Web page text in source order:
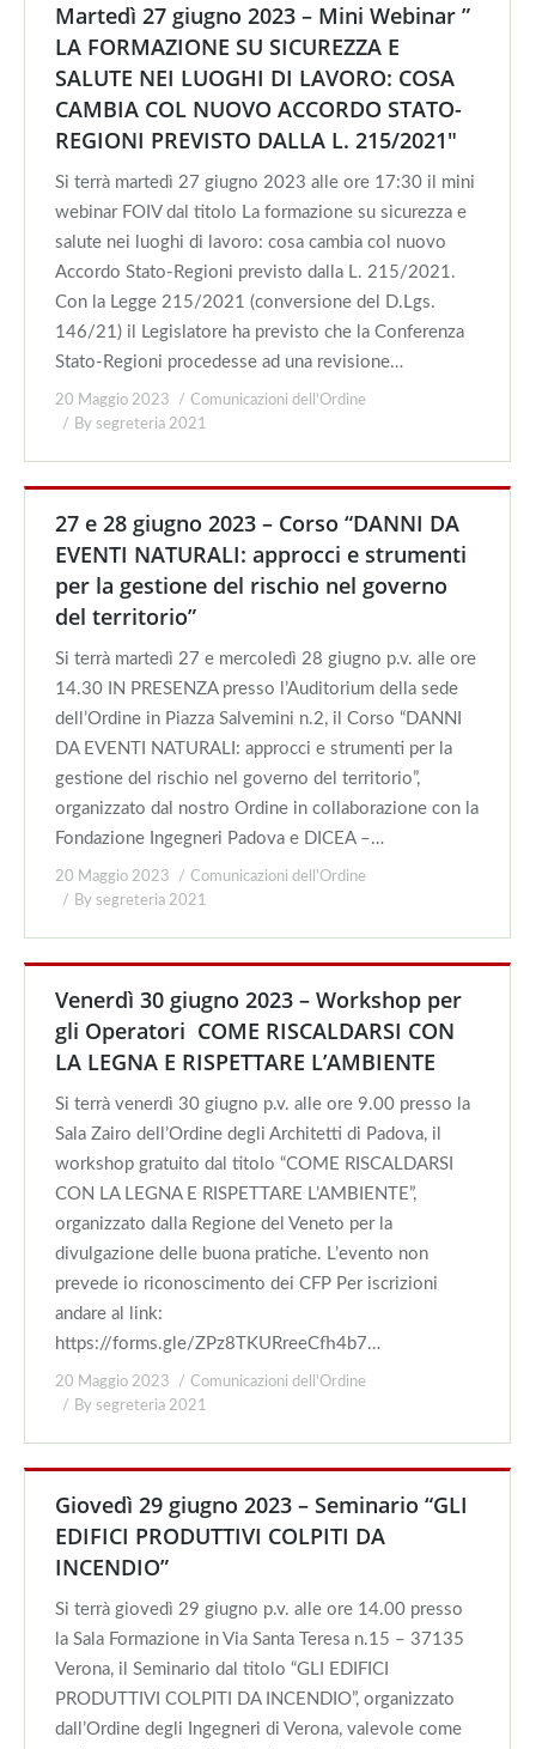
Martedì 27 giugno 2023 – Mini Webinar ”
LA FORMAZIONE SU SICUREZZA E
SALUTE NEI LUOGHI DI LAVORO: COSA
CAMBIA COL NUOVO ACCORDO STATO-
REGIONI PREVISTO DALLA L. 215/2021″
Si terrà martedì 27 giugno 2023 alle ore 17:30 il mini
webinar FOIV dal titolo La formazione su sicurezza e
salute nei luoghi di lavoro: cosa cambia col nuovo
Accordo Stato-Regioni previsto dalla L. 215/2021.
Con la Legge 215/2021 (conversione del D.Lgs.
146/21) il Legislatore ha previsto che la Conferenza
Stato-Regioni procedesse ad una revisione…
20 Maggio 2023
Comunicazioni dell'Ordine
By segreteria 2021
27 e 28 giugno 2023 – Corso “DANNI DA
EVENTI NATURALI: approcci e strumenti
per la gestione del rischio nel governo
del territorio”
Si terrà martedì 27 e mercoledì 28 giugno p.v. alle ore
14.30 IN PRESENZA presso l’Auditorium della sede
dell’Ordine in Piazza Salvemini n.2, il Corso “DANNI
DA EVENTI NATURALI: approcci e strumenti per la
gestione del rischio nel governo del territorio”,
organizzato dal nostro Ordine in collaborazione con la
Fondazione Ingegneri Padova e DICEA –…
20 Maggio 2023
Comunicazioni dell'Ordine
By segreteria 2021
Venerdì 30 giugno 2023 – Workshop per
gli Operatori COME RISCALDARSI CON
LA LEGNA E RISPETTARE L’AMBIENTE
Si terrà venerdì 30 giugno p.v. alle ore 9.00 presso la
Sala Zairo dell’Ordine degli Architetti di Padova, il
workshop gratuito dal titolo “COME RISCALDARSI
CON LA LEGNA E RISPETTARE L’AMBIENTE”,
organizzato dalla Regione del Veneto per la
divulgazione delle buona pratiche. L’evento non
prevede io riconoscimento dei CFP Per iscrizioni
andare al link:
https://forms.gle/ZPz8TKURreeCfh4b7…
20 Maggio 2023
Comunicazioni dell'Ordine
By segreteria 2021
Giovedì 29 giugno 2023 – Seminario “GLI
EDIFICI PRODUTTIVI COLPITI DA
INCENDIO”
Si terrà giovedì 29 giugno p.v. alle ore 14.00 presso
la Sala Formazione in Via Santa Teresa n.15 – 37135
Verona, il Seminario dal titolo “GLI EDIFICI
PRODUTTIVI COLPITI DA INCENDIO”, organizzato
dall’Ordine degli Ingegneri di Verona, valevole come